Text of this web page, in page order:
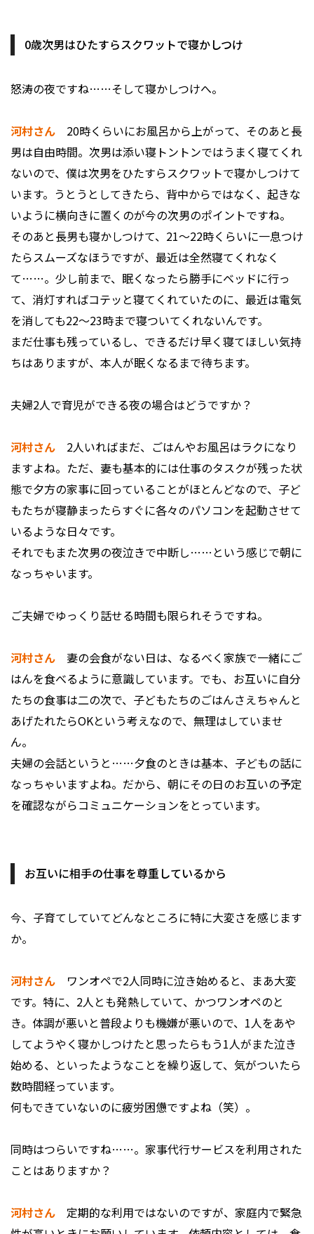
0歳次男はひたすらスクワットで寝かしつけ
――怒涛の夜ですね……そして寝かしつけへ。
河村さん 20時くらいにお風呂から上がって、そのあと長
男は自由時間。次男は添い寝トントンではうまく寝てくれ
ないので、僕は次男をひたすらスクワットで寝かしつけて
います。うとうとしてきたら、背中からではなく、起きな
いように横向きに置くのが今の次男のポイントですね。
そのあと長男も寝かしつけて、21〜22時くらいに一息つけ
たらスムーズなほうですが、最近は全然寝てくれなく
て……。少し前まで、眠くなったら勝手にベッドに行っ
て、消灯すればコテッと寝てくれていたのに、最近は電気
を消しても22〜23時まで寝ついてくれないんです。
まだ仕事も残っているし、できるだけ早く寝てほしい気持
ちはありますが、本人が眠くなるまで待ちます。
――夫婦2人で育児ができる夜の場合はどうですか？
河村さん 2人いればまだ、ごはんやお風呂はラクになり
ますよね。ただ、妻も基本的には仕事のタスクが残った状
態で夕方の家事に回っていることがほとんどなので、子ど
もたちが寝静まったらすぐに各々のパソコンを起動させて
いるような日々です。
それでもまた次男の夜泣きで中断し……という感じで朝に
なっちゃいます。
――ご夫婦でゆっくり話せる時間も限られそうですね。
河村さん 妻の会食がない日は、なるべく家族で一緒にご
はんを食べるように意識しています。でも、お互いに自分
たちの食事は二の次で、子どもたちのごはんさえちゃんと
あげたれたらOKという考えなので、無理はしていませ
ん。
夫婦の会話というと……夕食のときは基本、子どもの話に
なっちゃいますよね。だから、朝にその日のお互いの予定
を確認ながらコミュニケーションをとっています。
お互いに相手の仕事を尊重しているから
――今、子育てしていてどんなところに特に大変さを感じます
か。
河村さん ワンオペで2人同時に泣き始めると、まあ大変
です。特に、2人とも発熱していて、かつワンオペのと
き。体調が悪いと普段よりも機嫌が悪いので、1人をあや
してようやく寝かしつけたと思ったらもう1人がまた泣き
始める、といったようなことを繰り返して、気がついたら
数時間経っています。
何もできていないのに疲労困憊ですよね（笑）。
――同時はつらいですね……。家事代行サービスを利用された
ことはありますか？
河村さん 定期的な利用ではないのですが、家庭内で緊急